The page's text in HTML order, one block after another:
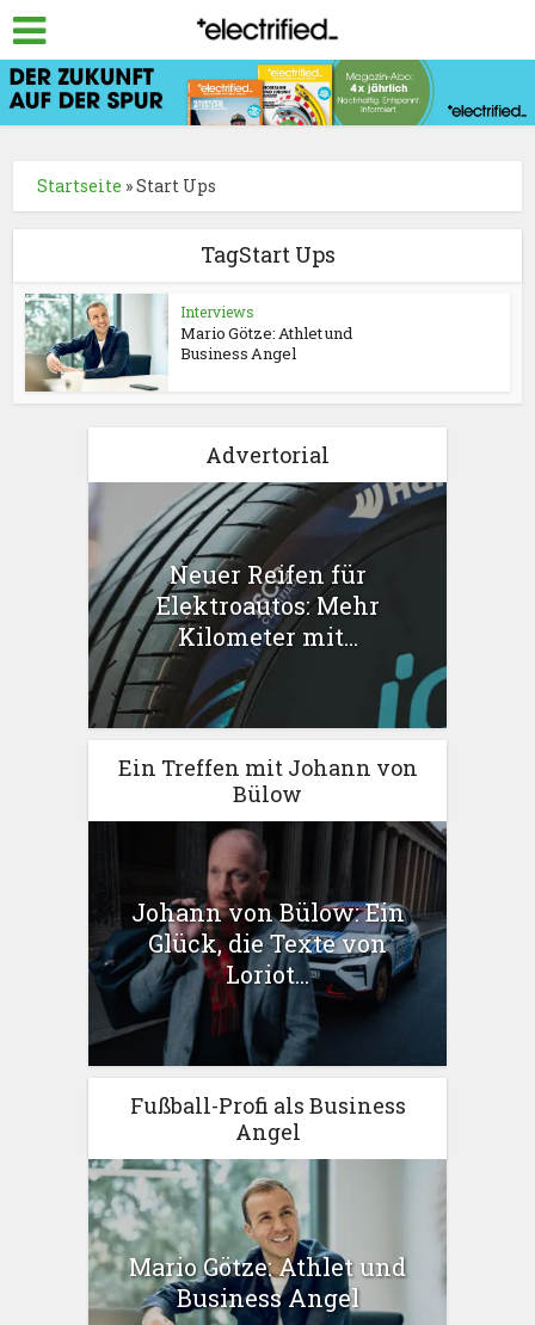
Startseite »Start Ups
TagStart Ups
Interviews
Mario Götze: Athlet und
Business Angel
Advertorial
Neuer Reifen für
Elektroautos: Mehr
Kilometer mit...
Ein Treffen mit Johann von
Bülow
Johann von Bülow: Ein
Glück, die Texte von
Loriot...
Fußball-Profi als Business
Angel
Mario Götze: Athlet und
Business Angel